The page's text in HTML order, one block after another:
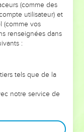
!
ÉVITER LES
doutes, les erreurs
alors même que ce
et responsables
que leurs erreurs
(comme des
utilisateur) et
(comme vos
renseignées dans
:
tels que de la
notre service de